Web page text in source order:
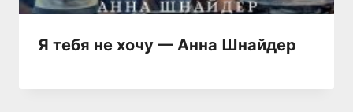
Я тебя не хочу — Анна Шнайдер